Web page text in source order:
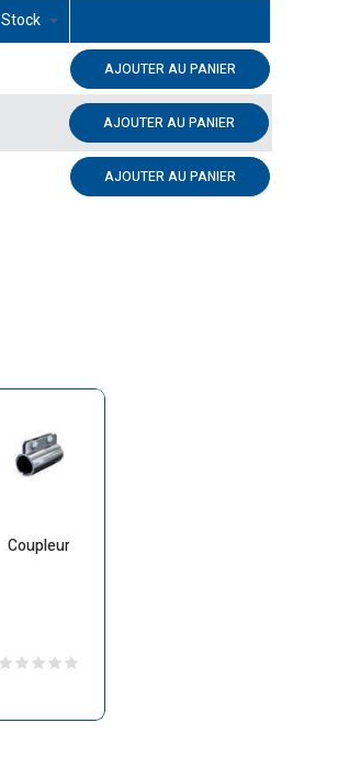
Stock
AJOUTER AU PANIER
AJOUTER AU PANIER
AJOUTER AU PANIER
Coupleur